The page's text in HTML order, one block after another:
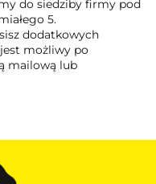
do siedziby firmy pod
5.
dodatkowych
możliwy po
mailową lub